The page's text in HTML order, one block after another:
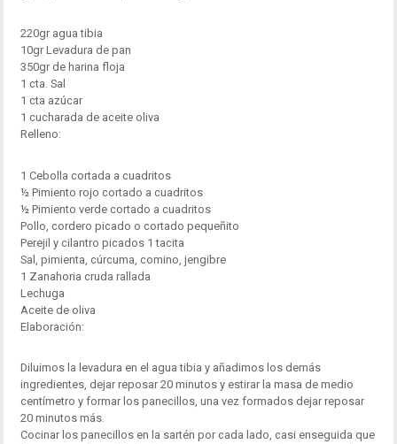
220gr agua tibia
10gr Levadura de pan
350gr de harina floja
1 cta. Sal
1 cta azúcar
1 cucharada de aceite oliva
Relleno:
1 Cebolla cortada a cuadritos
½ Pimiento rojo cortado a cuadritos
½ Pimiento verde cortado a cuadritos
Pollo, cordero picado o cortado pequeñito
Perejil y cilantro picados 1 tacita
Sal, pimienta, cúrcuma, comino, jengibre
1 Zanahoria cruda rallada
Lechuga
Aceite de oliva
Elaboración:
Diluimos la levadura en el agua tibia y añadimos los demás
ingredientes, dejar reposar 20 minutos y estirar la masa de medio
centímetro y formar los panecillos, una vez formados dejar reposar
20 minutos más.
Cocinar los panecillos en la sartén por cada lado, casi enseguida que